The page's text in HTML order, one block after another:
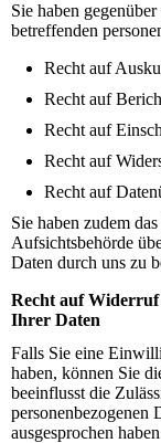
Sie haben
betreffenden
Recht auf
Recht auf
Recht auf
Recht auf
Recht auf
Sie haben zudem
Aufsichtsbehörde
Daten durch uns zu
Recht auf
Ihrer Daten
Falls Sie eine
haben, können Sie
beeinflusst die
personenbezogenen
ausgesprochen